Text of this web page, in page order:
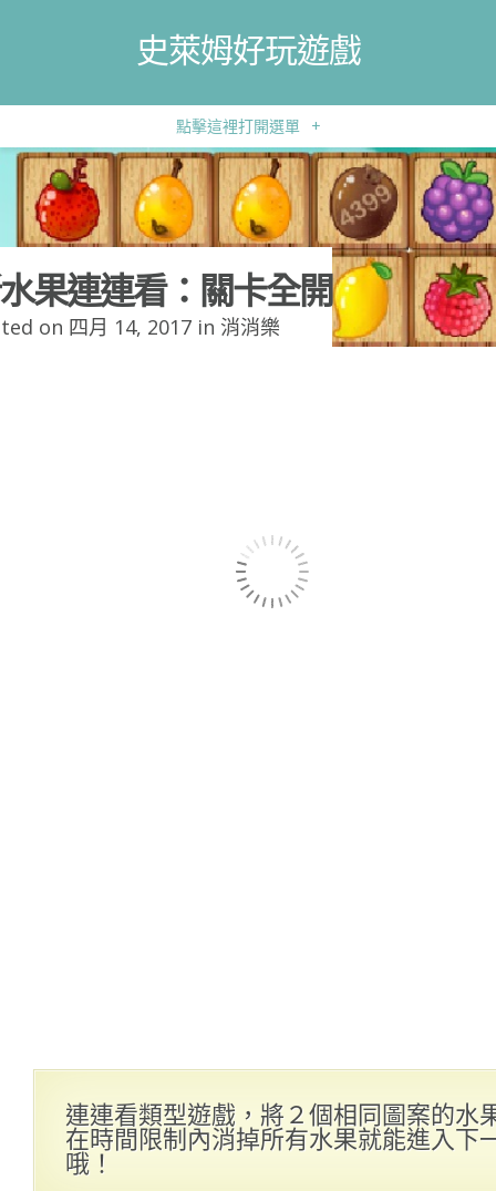
史萊姆好玩遊戲
點擊這裡打開選單 +
果連連看：關卡全開
on 四月 14, 2017 in 消消樂
連連看類型遊戲，將２個相同圖案的水
在時間限制內消掉所有水果就能進入下
哦！